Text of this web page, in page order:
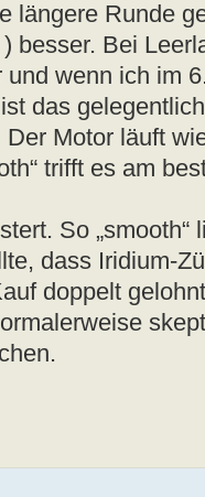
längere Runde
besser. Bei
und wenn ich im
das
Motor läuft
trifft es am
So
dass Iridium-
doppelt